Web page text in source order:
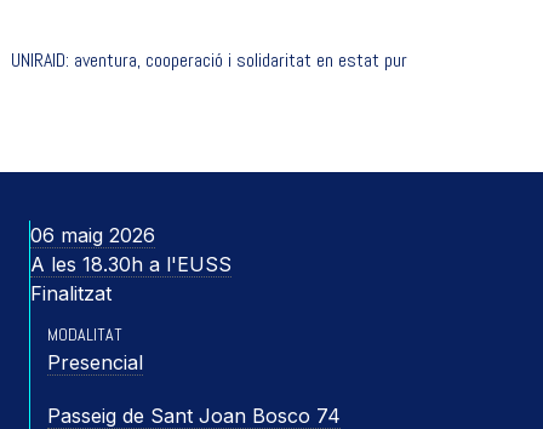
UNIRAID: aventura, cooperació i solidaritat en estat pur
06 maig 2026
A les 18.30h a l'EUSS
Finalitzat
MODALITAT
Presencial
Passeig de Sant Joan Bosco 74